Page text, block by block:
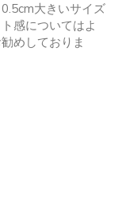
大きいサイズ
感についてはよ
めしておりま